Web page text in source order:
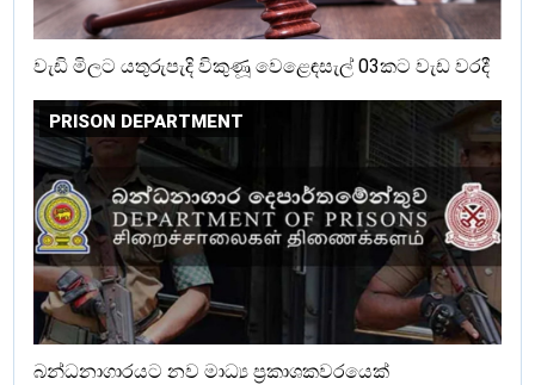
වැඩි මිලට යතුරුපැදි විකුණූ වෙළෙඳසැල් 03කට වැඩ වරදී
PRISON DEPARTMENT
බන්ධනාගාරයට නව මාධ්‍ය ප්‍රකාශකවරයෙක්